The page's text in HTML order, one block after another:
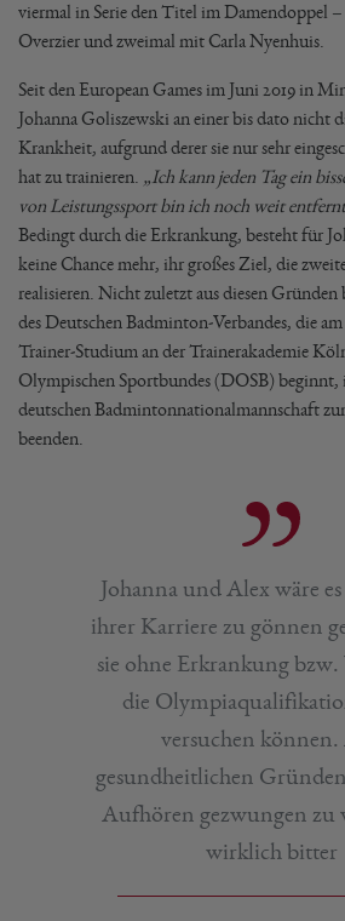
viermal in Serie den Titel im Damendoppel
Overzier und zweimal mit Carla Nyenhuis.
Seit den European Games im Juni 2019 in
Johanna Goliszewski an einer bis dato nicht
Krankheit, aufgrund derer sie nur sehr
hat zu trainieren. „Ich kann jeden Tag ein
von Leistungssport bin ich noch weit
Bedingt durch die Erkrankung, besteht für
keine Chance mehr, ihr großes Ziel, die
realisieren. Nicht zuletzt aus diesen Gründen
des Deutschen Badminton-Verbandes, die
Trainer-Studium an der Trainerakademie
Olympischen Sportbundes (DOSB) beginnt,
deutschen Badmintonnationalmannschaft
beenden.
Johanna und Alex wäre
ihrer Karriere zu gönnen
sie ohne Erkrankung
die
versuchen können.
gesundheitlichen
Aufhören gezwungen zu
wirklich bitter